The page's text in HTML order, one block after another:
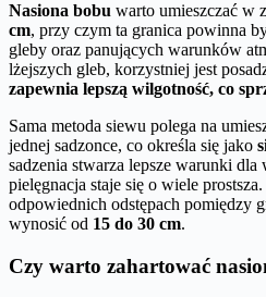
Nasiona bobu warto umieszczać w
cm, przy czym ta granica powinna
gleby oraz panujących warunków
lżejszych gleb, korzystniej jest
zapewnia lepszą wilgotność, co
Sama metoda siewu polega na
jednej sadzonce, co określa się jako
sadzenia stwarza lepsze warunki
pielęgnacja staje się o wiele
odpowiednich odstępach pomiędzy
wynosić od 15 do 30 cm.
Czy warto zahartować